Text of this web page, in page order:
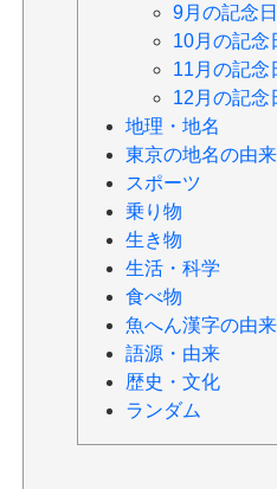
9月の記念日
10月の記念
11月の記念
12月の記念
地理・地名
東京の地名の由来
スポーツ
乗り物
生き物
生活・科学
食べ物
魚へん漢字の由来
語源・由来
歴史・文化
ランダム